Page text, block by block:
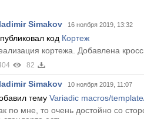
Simakov 16 ноября 2019, 13:32
код Кортеж
кортежа. Добавлена
82
Simakov 10 ноября 2019, 11:07
тему Variadic macros/
по мне, то очень достойно со